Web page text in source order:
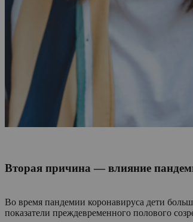
Вторая причина — влияние
Во время пандемии коронавируса дети
показатели преждевременного полового